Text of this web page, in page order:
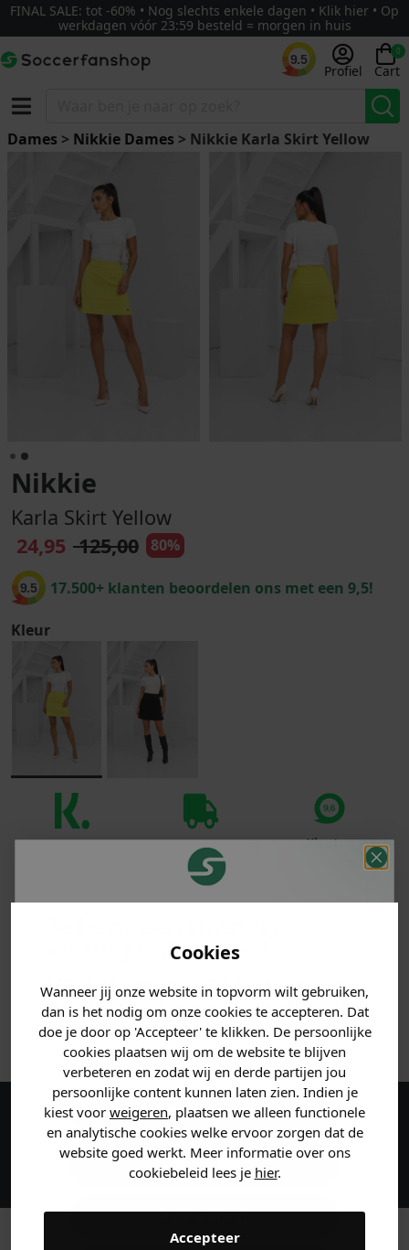
Cookies
Wanneer jij onze website in topvorm wilt gebruiken,
dan is het nodig om onze cookies te accepteren. Dat
doe je door op 'Accepteer' te klikken. De persoonlijke
cookies plaatsen wij om de website te blijven
verbeteren en zodat wij en derde partijen jou
persoonlijke content kunnen laten zien. Indien je
kiest voor weigeren, plaatsen we alleen functionele
en analytische cookies welke ervoor zorgen dat de
website goed werkt. Meer informatie over ons
cookiebeleid lees je hier.
Accepteer
FINAL SALE: tot -60% • Nog slechts enkele dagen • Klik hier • Op
werkdagen vóór 23:59 besteld = morgen in huis
9.5
Profiel
0
Cart
Dames > Nikkie Dames > Nikkie Karla Skirt Yellow
Nikkie
Karla Skirt Yellow
24,95 125,00 80%
9.5 17.500+ klanten beoordelen ons met een 9,5!
Kleur
Voor 23:59 besteld
is morgen in huis!*
Klanten
beoordelen ons
ANDERE BESTELDEN OOK
Maak een account aan en ontvang 5%
korting op je eerste bestelling!
korting ontvangen!
Vertel ons waar je naar op
zoek bent en claim direct
jouwkorting.
Heren kleding
Dames kleding
Kids kleding